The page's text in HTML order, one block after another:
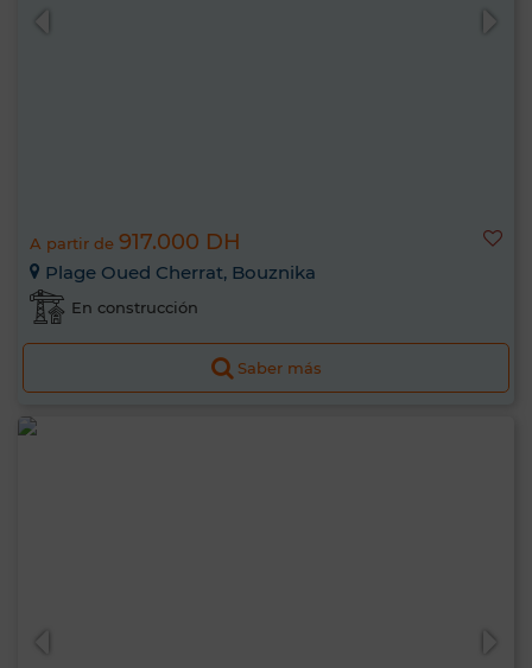
A partir de 917.000 DH
Plage Oued Cherrat, Bouznika
En construcción
Saber más